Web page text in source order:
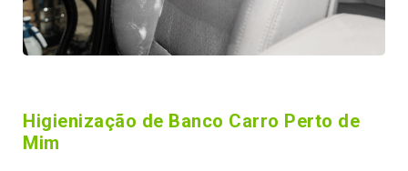
Higienização de Banco Carro Perto de
Mim